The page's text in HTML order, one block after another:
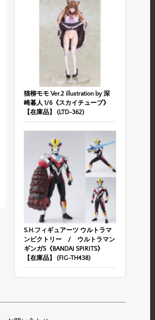
猫柳モモ Ver.2 illustration by 深
崎暮人 1/6《スカイチューブ》
【在庫品】 (LTD-362)
S.H.フィギュアーツ ウルトラマ
ンビクトリー / ウルトラマン
ギンガS《BANDAI SPIRITS》
【在庫品】 (FIG-TH438)